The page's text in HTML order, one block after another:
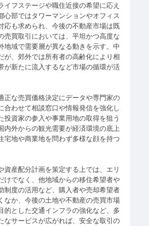
フステージや職住近接の希望に応え
部ではタワーマンションやオフィス
応も求められ、今後の不動産市場は既
買取引においては、平坦かつ高度な
域で需要層が異なる動きを示す。中
、郊外では所有者の高齢化により相
が新たに流入するなど市場の循環が活
正な売買価格決定にデータや専門家の
わせて相談窓口や情報発信を強化し
資家の参入や事業用地の取得を狙う
外からの観光需要が経済環境の底上
地や商業地を問わず多様な顔を持つ
産配分計画を策定する上では、エリ
けでなく、他地域からの移住希望者や
制度の活用など、購入者や売却希望者
なか、今後の土地や不動産の売買市場
とした交通インフラの強化など、多
なサービスが広がれば、安全な取引の